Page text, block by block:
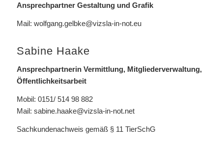
Ansprechpartner Gestaltung und Grafik
Mail: wolfgang.gelbke@vizsla-in-not.eu
Sabine Haake
Ansprechpartnerin Vermittlung, Mitgliederverwaltung,
Öffentlichkeitsarbeit
Mobil: 0151/ 514 98 882
Mail: sabine.haake@vizsla-in-not.net
Sachkundenachweis gemäß § 11 TierSchG